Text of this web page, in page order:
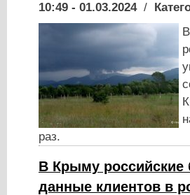
10:49 - 01.03.2024/
раз.
В Крыму российские
данные клиентов в